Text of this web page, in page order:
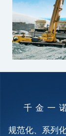
千金一
规范化、系列